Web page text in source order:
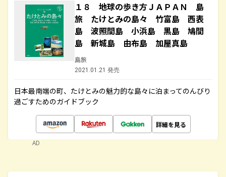
１８ 地球の歩き方ＪＡＰＡＮ 島
旅 たけとみの島々 竹富島 西表
島 波照間島 小浜島 黒島 鳩間
島 新城島 由布島 加屋真島
島旅
2021.01.21 発売
日本最南端の町、たけとみの魅力的な島々に泊まってのんびり
過ごすためのガイドブック
詳細を見る
AD